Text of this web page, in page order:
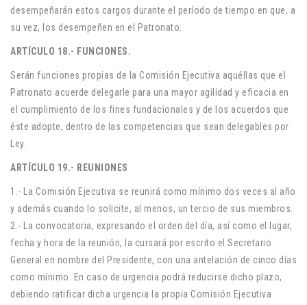
desempeñarán estos cargos durante el período de tiempo en que, a
su vez, los desempeñen en el Patronato.
ARTÍCULO 18.- FUNCIONES.
Serán funciones propias de la Comisión Ejecutiva aquéllas que el
Patronato acuerde delegarle para una mayor agilidad y eficacia en
el cumplimiento de los fines fundacionales y de los acuerdos que
éste adopte, dentro de las competencias que sean delegables por
Ley.
ARTÍCULO 19.- REUNIONES
1.- La Comisión Ejecutiva se reunirá como mínimo dos veces al año
y además cuando lo solicite, al menos, un tercio de sus miembros.
2.- La convocatoria, expresando el orden del día, así como el lugar,
fecha y hora de la reunión, la cursará por escrito el Secretario
General en nombre del Presidente, con una antelación de cinco días
como mínimo. En caso de urgencia podrá reducirse dicho plazo,
debiendo ratificar dicha urgencia la propia Comisión Ejecutiva